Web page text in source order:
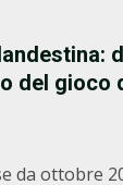
del gioco
da ottobre